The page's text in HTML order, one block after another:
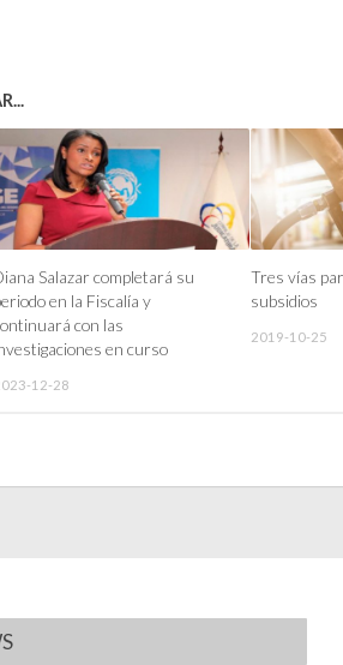
Salazar completará su
en la Fiscalía y
con las
en curso
12-28
Tres vías
subsidios
2019-10-25